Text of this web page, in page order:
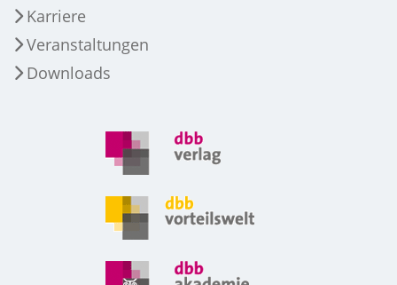
Karriere
Veranstaltungen
Downloads